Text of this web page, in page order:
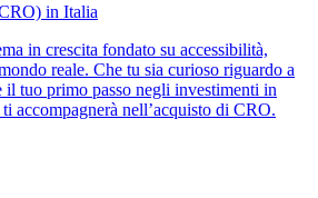
in Italia
in crescita fondato su accessibilità,
reale. Che tu sia curioso riguardo a
tuo primo passo negli investimenti in
accompagnerà nell’acquisto di CRO.